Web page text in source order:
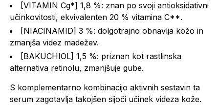
[VITAMIN Cg*] 1,8 %: znan po svoji antioksidativni
učinkovitosti, ekvivalenten 20 % vitamina C**.
[NIACINAMID] 3 %: dolgotrajno obnavlja kožo in
zmanjša videz madežev.
[BAKUCHIOL] 1,5 %: priznan kot rastlinska
alternativa retinolu, zmanjšuje gube.
S komplementarno kombinacijo aktivnih sestavin ta
serum zagotavlja takojšen sijoči učinek videza kože.